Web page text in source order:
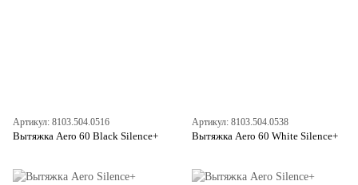
Артикул: 8103.504.0516
Вытяжка Aero 60 Black Silence+
Артикул: 8103.504.0538
Вытяжка Aero 60 White Silence+